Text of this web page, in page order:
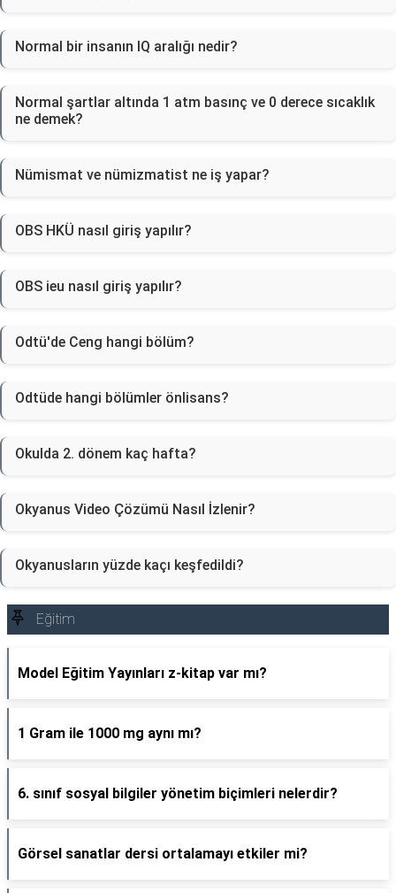
Normal bir insanın IQ aralığı nedir?
Normal şartlar altında 1 atm basınç ve 0 derece sıcaklık
ne demek?
Nümismat ve nümizmatist ne iş yapar?
OBS HKÜ nasıl giriş yapılır?
OBS ieu nasıl giriş yapılır?
Odtü'de Ceng hangi bölüm?
Odtüde hangi bölümler önlisans?
Okulda 2. dönem kaç hafta?
Okyanus Video Çözümü Nasıl İzlenir?
Okyanusların yüzde kaçı keşfedildi?
Eğitim
Model Eğitim Yayınları z-kitap var mı?
1 Gram ile 1000 mg aynı mı?
6. sınıf sosyal bilgiler yönetim biçimleri nelerdir?
Görsel sanatlar dersi ortalamayı etkiler mi?